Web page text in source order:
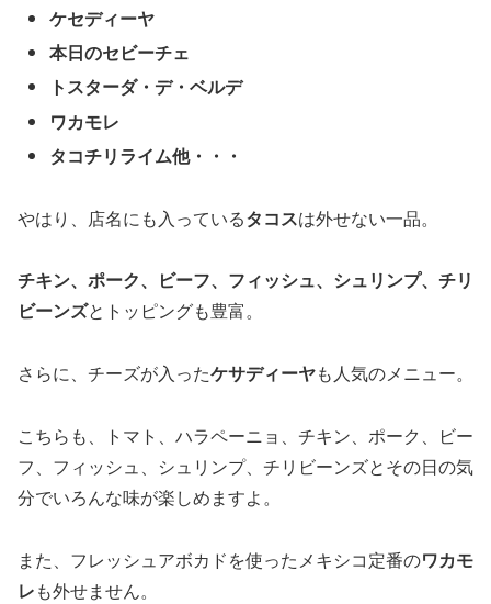
ケセディーヤ
本日のセビーチェ
トスターダ・デ・ベルデ
ワカモレ
タコチリライム他・・・
やはり、店名にも入っているタコスは外せない一品。
チキン、ポーク、ビーフ、フィッシュ、シュリンプ、チリ
ビーンズとトッピングも豊富。
さらに、チーズが入ったケサディーヤも人気のメニュー。
こちらも、トマト、ハラペーニョ、チキン、ポーク、ビー
フ、フィッシュ、シュリンプ、チリビーンズとその日の気
分でいろんな味が楽しめますよ。
また、フレッシュアボカドを使ったメキシコ定番のワカモ
レも外せません。